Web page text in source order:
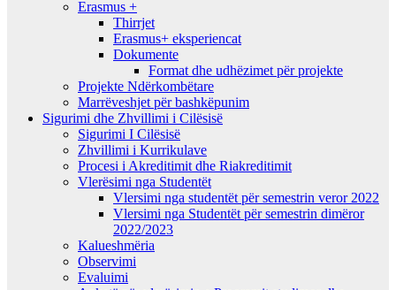
Erasmus +
Thirrjet
Erasmus+ eksperiencat
Dokumente
Format dhe udhëzimet për projekte
Projekte Ndërkombëtare
Marrëveshjet për bashkëpunim
Sigurimi dhe Zhvillimi i Cilësisë
Sigurimi I Cilësisë
Zhvillimi i Kurrikulave
Procesi i Akreditimit dhe Riakreditimit
Vlerësimi nga Studentët
Vlersimi nga studentët për semestrin veror 2022
Vlersimi nga Studentët për semestrin dimëror
2022/2023
Kalueshmëria
Observimi
Evaluimi